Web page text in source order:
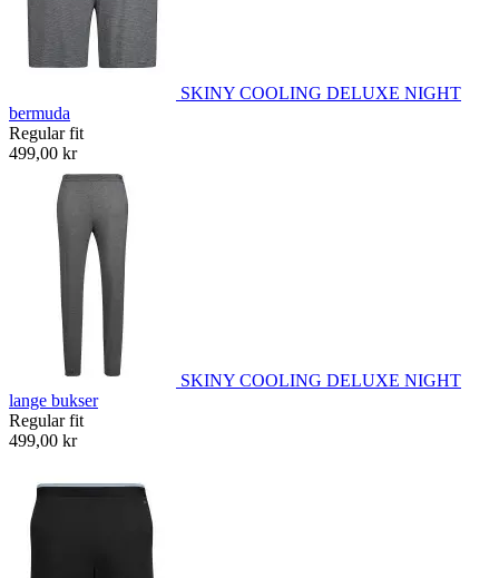
SKINY COOLING DELUXE NIGHT
bermuda
Regular fit
499,00 kr
SKINY COOLING DELUXE NIGHT
lange bukser
Regular fit
499,00 kr